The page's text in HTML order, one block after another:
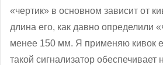
«чертик» в основном зависит от
длина его, как давно определили
менее 150 мм. Я применяю кивок
такой сигнализатор обеспечивает